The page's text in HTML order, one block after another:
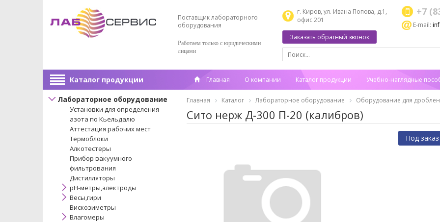
Поставщик лабораторного
оборудования
Работаем только с юридическими
лицами
г. Киров, ул. Ивана Попова, д.1,
офис 201
+7
E-mail:
Заказать обратный звонок
Каталог продукции Главная О компании Каталог продукции Учебно-наглядные
Лабораторное оборудование
Установки для определения
азота по Кьельдалю
Аттестация рабочих мест
Термоблоки
Алкотестеры
Прибор вакуумного
фильтрования
Дистилляторы
pH-метры,электроды
Весы,гири
Вискозиметры
Влагомеры
Главная Каталог Лабораторное оборудование Оборудование для
Сито нерж Д-300 П-20 (калибров)
Под заказ